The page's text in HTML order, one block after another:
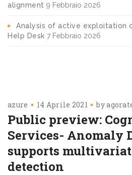
alignment 9 Febbraio 2026
Analysis of active exploitation
Help Desk 7 Febbraio 2026
azure 14 Aprile 2021 by
Public preview:
Services- Anomaly
supports
detection​